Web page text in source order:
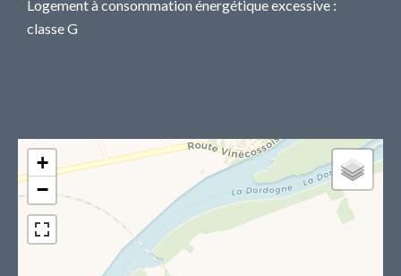
Logement à consommation énergétique excessive :
classe G
+
−